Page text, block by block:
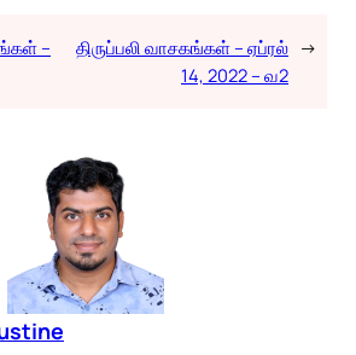
–
திருப்பலி வாசகங்கள் – ஏப்ரல்
14, 2022 – வ2
→